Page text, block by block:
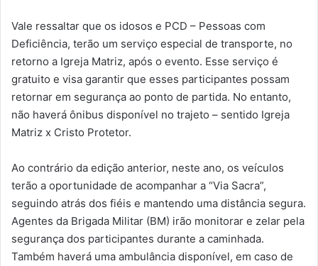
Vale ressaltar que os idosos e PCD – Pessoas com
Deficiência, terão um serviço especial de transporte, no
retorno a Igreja Matriz, após o evento. Esse serviço é
gratuito e visa garantir que esses participantes possam
retornar em segurança ao ponto de partida. No entanto,
não haverá ônibus disponível no trajeto – sentido Igreja
Matriz x Cristo Protetor.
Ao contrário da edição anterior, neste ano, os veículos
terão a oportunidade de acompanhar a “Via Sacra”,
seguindo atrás dos fiéis e mantendo uma distância segura.
Agentes da Brigada Militar (BM) irão monitorar e zelar pela
segurança dos participantes durante a caminhada.
Também haverá uma ambulância disponível, em caso de